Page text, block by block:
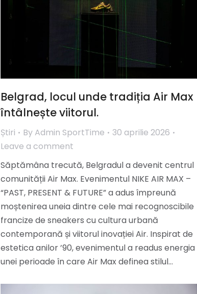
Belgrad, locul unde tradiția Air Max
întâlnește viitorul.
Știri By Admin SportTime
30 aprilie 2026
Leave a comment
Săptămâna trecută, Belgradul a devenit centrul
comunității Air Max. Evenimentul NIKE AIR MAX –
“PAST, PRESENT & FUTURE” a adus împreună
moștenirea uneia dintre cele mai recognoscibile
francize de sneakers cu cultura urbană
contemporană și viitorul inovației Air. Inspirat de
estetica anilor ’90, evenimentul a readus energia
unei perioade în care Air Max definea stilul…